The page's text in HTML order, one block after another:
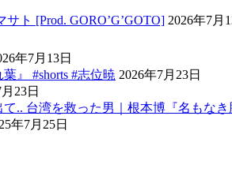
ト [Prod. GORO’G’GOTO] 2026年7月
年7月13日
』 #shorts #志位暁 2026年7月23日
23日
て.. 台湾を救った男｜根本博『名もな
年7月25日